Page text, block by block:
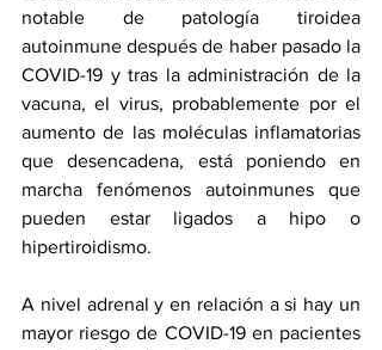
notable de patología tiroidea
autoinmune después de haber pasado la
COVID-19 y tras la administración de la
vacuna, el virus, probablemente por el
aumento de las moléculas inflamatorias
que desencadena, está poniendo en
marcha fenómenos autoinmunes que
pueden estar ligados a hipo o
hipertiroidismo.
A nivel adrenal y en relación a si hay un
mayor riesgo de COVID-19 en pacientes